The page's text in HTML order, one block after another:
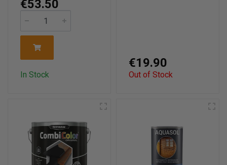
€53.50
In Stock
€19.90
Out of Stock